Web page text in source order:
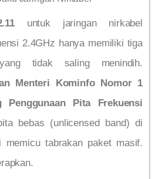
untuk jaringan nirkabel
2.4GHz hanya memiliki tiga
tidak saling menindih.
Menteri Kominfo Nomor 1
Penggunaan Pita Frekuensi
bebas (unlicensed band) di
memicu tabrakan paket masif.